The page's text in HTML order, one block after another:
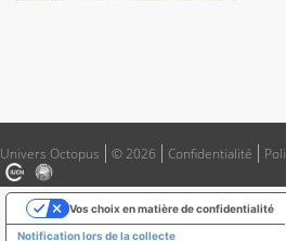
Univers Octopus © 2026 Confidentialité
Notification lors de la collecte
Vos choix en matière de confidentialité